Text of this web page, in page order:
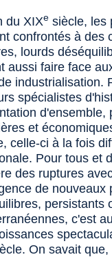
du XIXe siècle, les
confrontés à des
lourds
aussi faire face
industrialisation.
spécialistes
d'ensemble,
et
celle-ci à la fois
Pour tous et
des ruptures
de
persistants
c'est
On savait